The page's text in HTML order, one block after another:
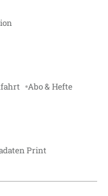
Abo & Hefte
Print